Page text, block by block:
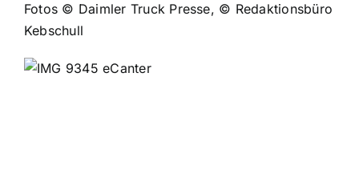
Fotos © Daimler Truck Presse, © Redaktionsbüro
Kebschull